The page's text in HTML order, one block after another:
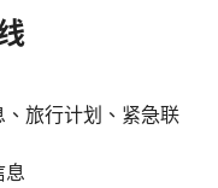
旅行计划、紧急联
息